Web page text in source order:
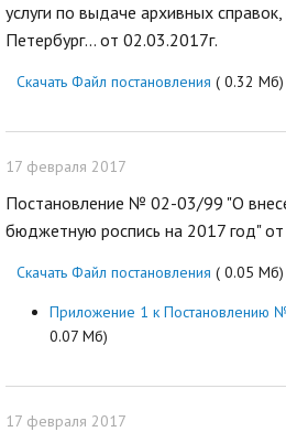
услуги по выдаче архивных
Петербург... от 02.03.2017г.
Скачать Файл постановления ( 0.32 Мб)
17 февраля 2017
Постановление № 02-03/99 "О
бюджетную роспись на 2017 год"
Скачать Файл постановления ( 0.05 Мб)
Приложение 1 к Постановлению
0.07 Мб)
17 февраля 2017